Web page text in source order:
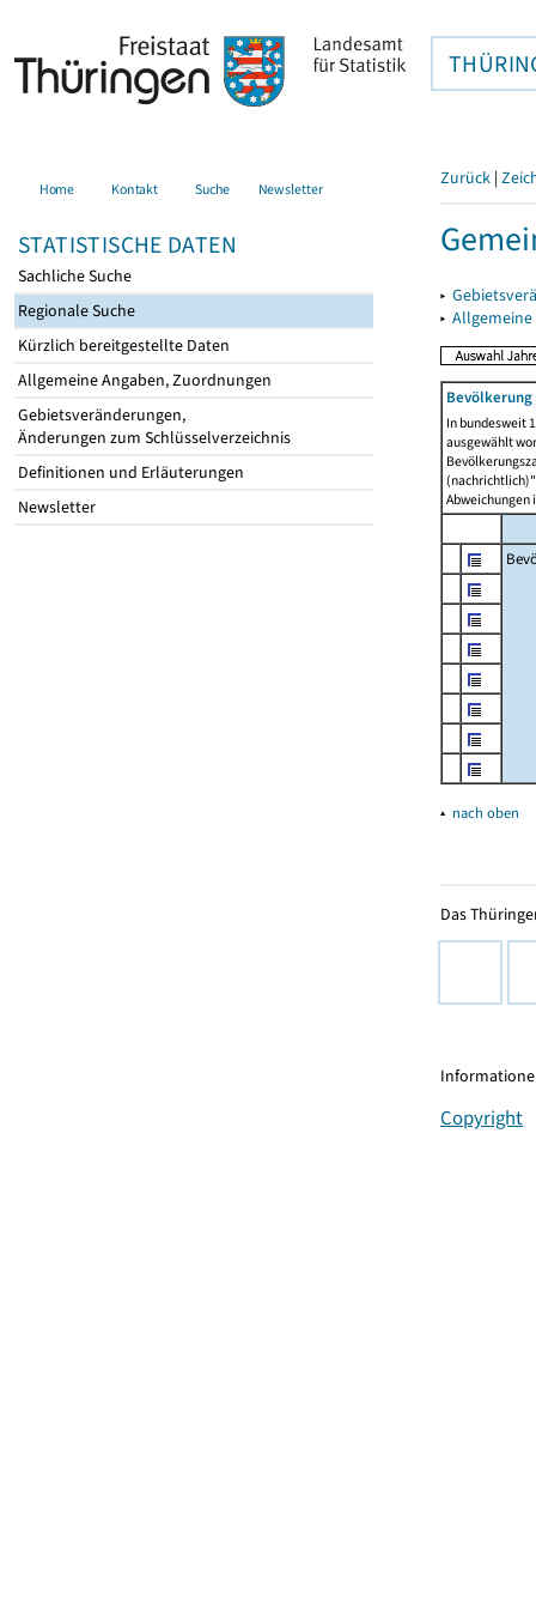
Home Kontakt Suche Newsletter
STATISTISCHE DATEN
Sachliche Suche
Regionale Suche
Kürzlich bereitgestellte Daten
Allgemeine Angaben, Zuordnungen
Gebietsveränderungen,
Änderungen zum Schlüsselverzeichnis
Definitionen und Erläuterungen
Newsletter
Zurück |
▸
▸
In bundesweit
ausgewählt
Abweichungen
▴ nach oben
Das
Copyright